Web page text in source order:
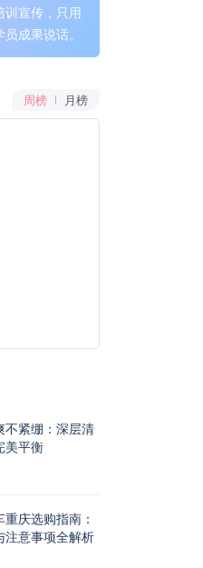
训宣传，只用
成果说话。
周榜 月榜
不紧绷：深层清
美平衡
庆选购指南：
注意事项全解析